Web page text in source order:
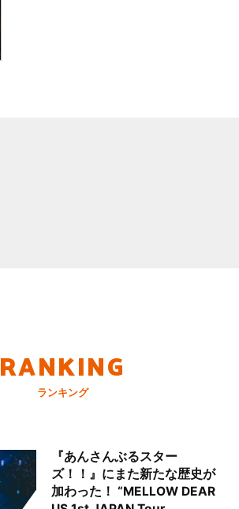
RANKING
ランキング
『あんさんぶるスター
ズ！！』にまた新たな歴史が
加わった！ “MELLOW DEAR